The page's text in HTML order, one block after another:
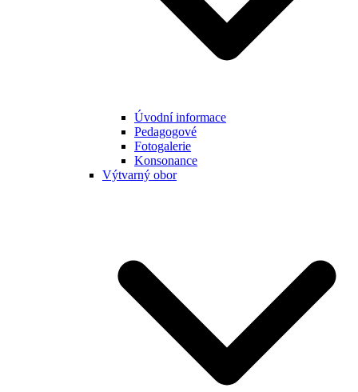
Úvodní informace
Pedagogové
Fotogalerie
Konsonance
Výtvarný obor